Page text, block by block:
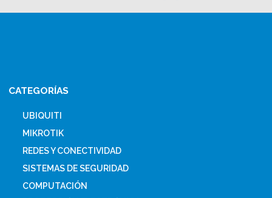
CATEGORÍAS
UBIQUITI
MIKROTIK
REDES Y CONECTIVIDAD
SISTEMAS DE SEGURIDAD
COMPUTACIÓN